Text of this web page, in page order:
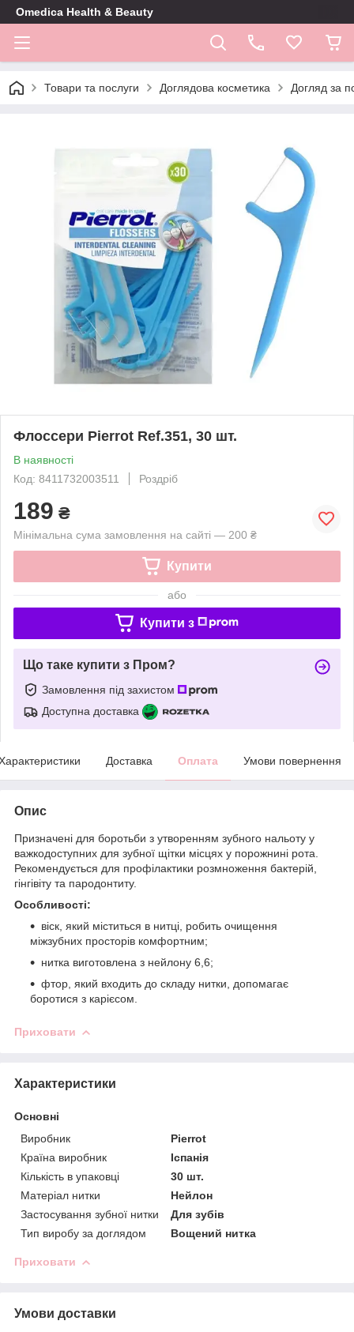
Omedica Health & Beauty
Товари та послуги Доглядова косметика Догляд за
Флоссери Pierrot Ref.351, 30 шт.
В наявності
Код: 8411732003511
Роздріб
189 ₴
Мінімальна сума замовлення на сайті — 200 ₴
Купити
або
Купити з
Що таке купити з Пром?
Замовлення під захистом
Доступна доставка
Доставка Оплата Умови повернення
Опис
Призначені для боротьби з утворенням зубного нальоту у
важкодоступних для зубної щітки місцях у порожнині рота.
Рекомендується для профілактики розмноження бактерій,
гінгівіту та пародонтиту.
Особливості:
віск, який міститься в нитці, робить очищення
міжзубних просторів комфортним;
нитка виготовлена з нейлону 6,6;
фтор, який входить до складу нитки, допомагає
боротися з карієсом.
Приховати
Характеристики
Основні
Виробник
Pierrot
Країна виробник
Іспанія
Кількість в упаковці
30 шт.
Матеріал нитки
Нейлон
Застосування зубної нитки
Для зубів
Тип виробу за доглядом
Вощений нитка
Приховати
Умови доставки